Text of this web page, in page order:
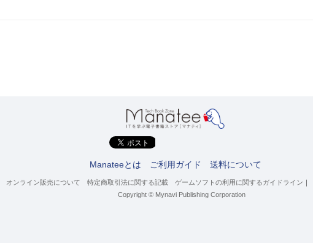
Manateeとは ご利用ガイド 送料について
オンライン販売について 特定商取引法に関する記載 ゲームソフトの利用に関するガイドライン ｜
Copyright © Mynavi Publishing Corporation